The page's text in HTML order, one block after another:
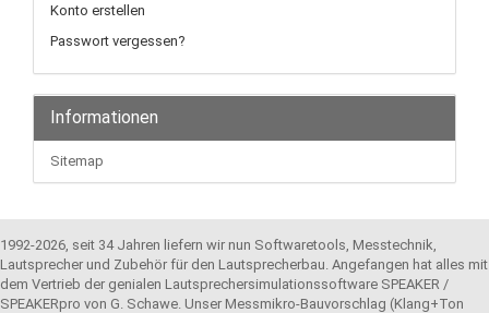
Konto erstellen
Passwort vergessen?
Informationen
Sitemap
1992-2026, seit 34 Jahren liefern wir nun Softwaretools, Messtechnik,
Lautsprecher und Zubehör für den Lautsprecherbau. Angefangen hat alles mit
dem Vertrieb der genialen Lautsprechersimulationssoftware SPEAKER /
SPEAKERpro von G. Schawe. Unser Messmikro-Bauvorschlag (Klang+Ton